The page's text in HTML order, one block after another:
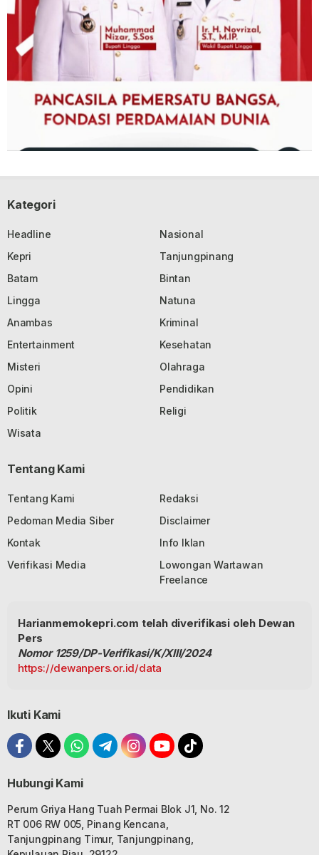
Kategori
Headline
Nasional
Kepri
Tanjungpinang
Batam
Bintan
Lingga
Natuna
Anambas
Kriminal
Entertainment
Kesehatan
Misteri
Olahraga
Opini
Pendidikan
Politik
Religi
Wisata
Tentang Kami
Tentang Kami
Redaksi
Pedoman Media Siber
Disclaimer
Kontak
Info Iklan
Verifikasi Media
Lowongan Wartawan
Freelance
Harianmemokepri.com telah diverifikasi oleh Dewan
Pers
Nomor 1259/DP-Verifikasi/K/XIII/2024
https://dewanpers.or.id/data
Ikuti Kami
Hubungi Kami
Perum Griya Hang Tuah Permai Blok J1, No. 12
RT 006 RW 005, Pinang Kencana,
Tanjungpinang Timur, Tanjungpinang,